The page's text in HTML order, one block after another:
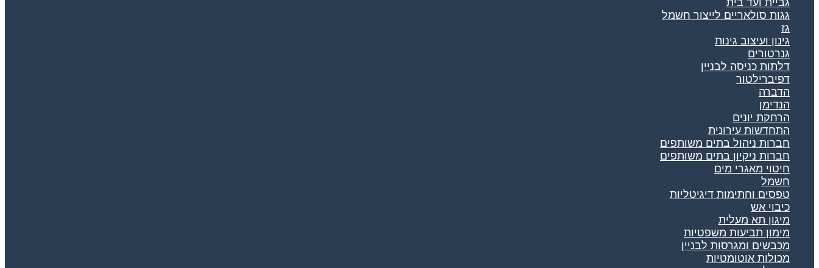
גביית ועד בית
גגות סולאריים לייצור חשמל
גז
גינון ועיצוב גינות
גנרטורים
דלתות כניסה לבניין
דפיברילטור
הדברה
הנדימן
הרחקת יונים
התחדשות עירונית
חברות ניהול בתים משותפים
חברות ניקיון בתים משותפים
חיטוי מאגרי מים
חשמל
טפסים וחתימות דיגיטליות
כיבוי אש
מיגון תא מעלית
מימון תביעות משפטיות
מכבשים ומגרסות לבניין
מכולות אוטומטיות